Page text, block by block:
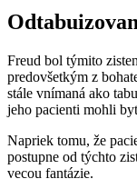
Freud bol týmito
predovšetkým z
stále vnímaná ako
jeho pacienti mohli
Napriek tomu, že
postupne od týchto
vecou fantázie.